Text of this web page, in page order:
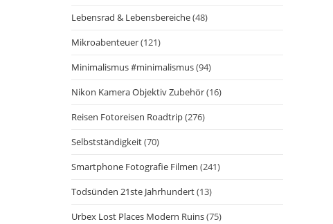
Lebensrad & Lebensbereiche(48)
Mikroabenteuer(121)
Minimalismus #minimalismus(94)
Nikon Kamera Objektiv Zubehör(16)
Reisen Fotoreisen Roadtrip(276)
Selbstständigkeit(70)
Smartphone Fotografie Filmen (241)
Todsünden 21ste Jahrhundert(13)
Urbex Lost Places Modern Ruins(75)